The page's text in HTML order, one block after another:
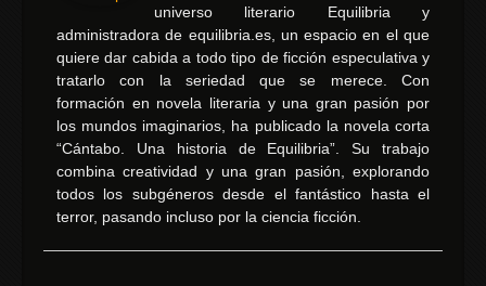
universo literario Equilibria y
administradora de equilibria.es, un espacio en el que
quiere dar cabida a todo tipo de ficción especulativa y
tratarlo con la seriedad que se merece. Con
formación en novela literaria y una gran pasión por
los mundos imaginarios, ha publicado la novela corta
“Cántabo. Una historia de Equilibria”. Su trabajo
combina creatividad y una gran pasión, explorando
todos los subgéneros desde el fantástico hasta el
terror, pasando incluso por la ciencia ficción.